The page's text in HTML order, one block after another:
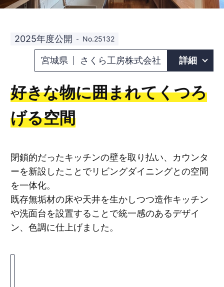
2025年度公開 No.25132
宮城県 さくら工房株式会社 詳細
好きな物に囲まれてくつろ
げる空間
閉鎖的だったキッチンの壁を取り払い、カウンタ
ーを新設したことでリビングダイニングとの空間
を一体化。
既存無垢材の床や天井を生かしつつ造作キッチン
や洗面台を設置することで統一感のあるデザイ
ン、色調に仕上げました。